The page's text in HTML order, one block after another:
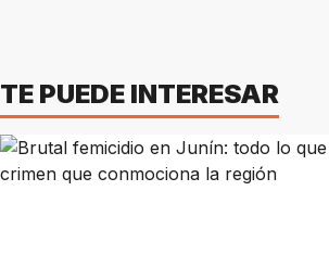
TE PUEDE INTERESAR